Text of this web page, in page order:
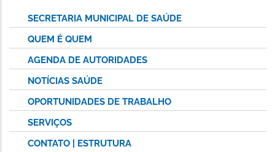
SECRETARIA MUNICIPAL DE SAÚDE
QUEM É QUEM
AGENDA DE AUTORIDADES
NOTÍCIAS SAÚDE
OPORTUNIDADES DE TRABALHO
SERVIÇOS
CONTATO | ESTRUTURA